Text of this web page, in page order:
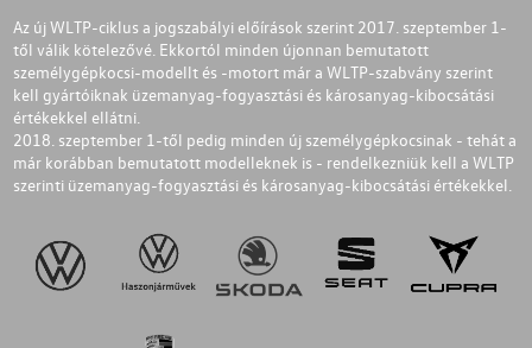
Az új WLTP-ciklus a jogszabályi előírások szerint 2017. szeptember 1-
től válik kötelezővé. Ekkortól minden újonnan bemutatott
személygépkocsi-modellt és -motort már a WLTP-szabvány szerint
kell gyártóiknak üzemanyag-fogyasztási és károsanyag-kibocsátási
értékekkel ellátni.
2018. szeptember 1-től pedig minden új személygépkocsinak - tehát a
már korábban bemutatott modelleknek is - rendelkezniük kell a WLTP
szerinti üzemanyag-fogyasztási és károsanyag-kibocsátási értékekkel.